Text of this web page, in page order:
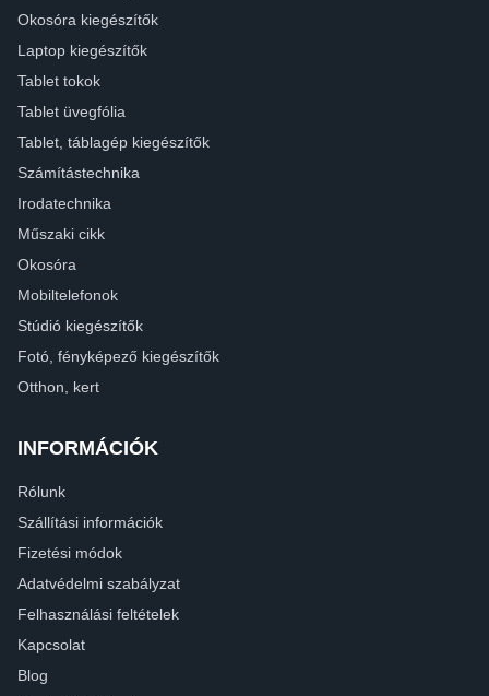
Okosóra kiegészítők
Laptop kiegészítők
Tablet tokok
Tablet üvegfólia
Tablet, táblagép kiegészítők
Számítástechnika
Irodatechnika
Műszaki cikk
Okosóra
Mobiltelefonok
Stúdió kiegészítők
Fotó, fényképező kiegészítők
Otthon, kert
INFORMÁCIÓK
Rólunk
Szállítási információk
Fizetési módok
Adatvédelmi szabályzat
Felhasználási feltételek
Kapcsolat
Blog